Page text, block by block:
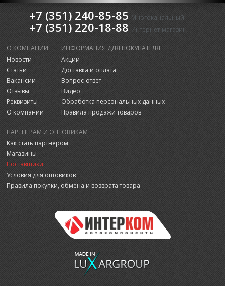
+7 (351) 240-85-85 Многоканальный
+7 (351) 220-18-88 Интернет-магазин
О КОМПАНИИ
Новости
Статьи
Вакансии
Отзывы
Реквизиты
О компании
ИНФОРМАЦИЯ ДЛЯ ПОКУПАТЕЛЯ
Акции
Доставка и оплата
Вопрос-ответ
Видео
Обработка персональных данных
Правила продажи товаров
ПАРТНЕРАМ И ОПТОВИКАМ
Как стать партнером
Магазины
Поставщики
Условия для оптовиков
Правила покупки, обмена и возврата товара